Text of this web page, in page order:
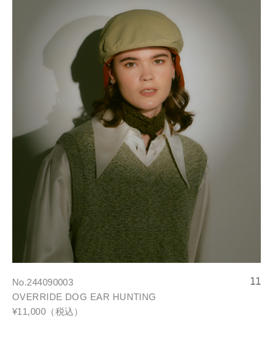
No.244090003
OVERRIDE DOG EAR HUNTING
¥11,000（税込）